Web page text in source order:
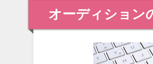
オーディション